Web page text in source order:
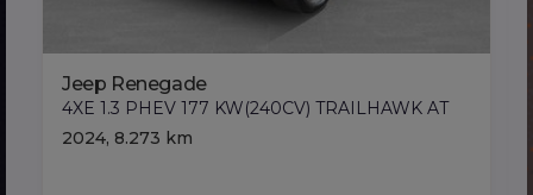
Jeep Renegade
4XE 1.3 PHEV 177 KW(240CV) TRAILHAWK AT
2024, 8.273 km